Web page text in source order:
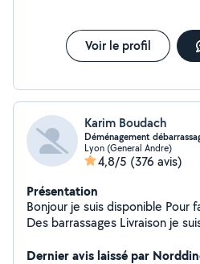
Voir le profil
Karim Boudach
Déménagement
Lyon (General Andre)
4,8/5 (376 avis)
Présentation
Bonjour je suis disponible Pour
Des barrassages Livraison je
Dernier avis laissé par